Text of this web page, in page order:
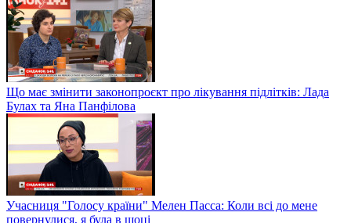
Що має змінити законопроєкт про лікування підлітків: Лада
Булах та Яна Панфілова
Учасниця "Голосу країни" Мелен Пасса: Коли всі до мене
повернулися, я була в шоці